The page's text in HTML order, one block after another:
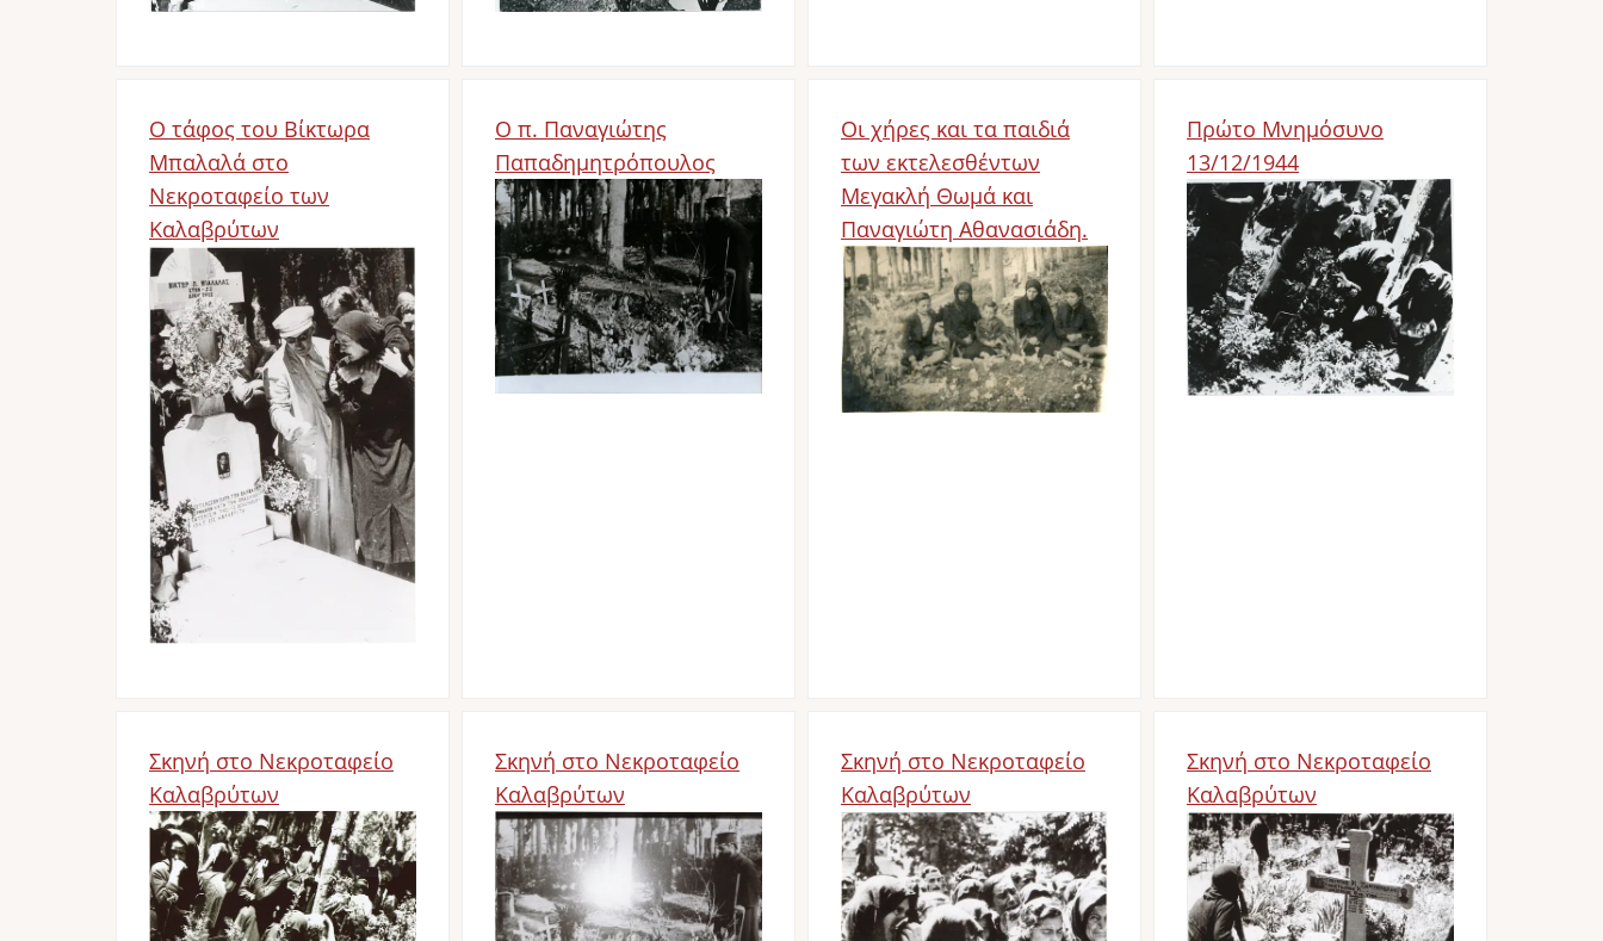
Ο τάφος του Βίκτωρα
Μπαλαλά στο
Νεκροταφείο των
Καλαβρύτων
Bild
Ο π. Παναγιώτης
Παπαδημητρόπουλος
Bild
Οι χήρες και τα παιδιά
των εκτελεσθέντων
Μεγακλή Θωμά και
Παναγιώτη Αθανασιάδη.
Bild
Πρώτο Μνημόσυνο
13/12/1944
Bild
Σκηνή στο Νεκροταφείο
Καλαβρύτων
Bild
Σκηνή στο Νεκροταφείο
Καλαβρύτων
Bild
Σκηνή στο Νεκροταφείο
Καλαβρύτων
Bild
Σκηνή στο Νεκροταφείο
Καλαβρύτων
Bild